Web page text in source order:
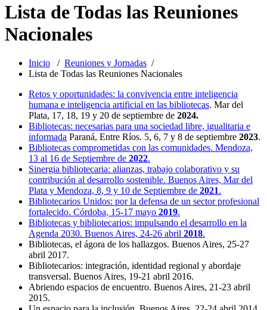
Lista de Todas las Reuniones
Nacionales
Inicio / Reuniones y Jornadas /
Lista de Todas las Reuniones Nacionales
Retos y oportunidades: la convivencia entre inteligencia
humana e inteligencia artificial en las bibliotecas. Mar del
Plata, 17, 18, 19 y 20 de septiembre de 2024.
Bibliotecas: necesarias para una sociedad libre, igualitaria e
informada Paraná, Entre Ríos. 5, 6, 7 y 8 de septiembre 2023.
Bibliotecas comprometidas con las comunidades. Mendoza,
13 al 16 de Septiembre de 2022.
Sinergia bibliotecaria: alianzas, trabajo colaborativo y su
contribución al desarrollo sostenible. Buenos Aires, Mar del
Plata y Mendoza, 8, 9 y 10 de Septiembre de 2021.
Bibliotecarios Unidos: por la defensa de un sector profesional
fortalecido. Córdoba, 15-17 mayo 2019.
Bibliotecas y bibliotecarios: impulsando el desarrollo en la
Agenda 2030. Buenos Aires, 24-26 abril 2018.
Bibliotecas, el ágora de los hallazgos. Buenos Aires, 25-27
abril 2017.
Bibliotecarios: integración, identidad regional y abordaje
transversal. Buenos Aires, 19-21 abril 2016.
Abriendo espacios de encuentro. Buenos Aires, 21-23 abril
2015.